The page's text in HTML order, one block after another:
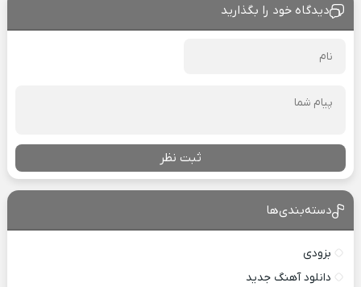
دیدگاه خود را بگذارید
ثبت نظر
دسته‌بندی‌ها
بزودی
دانلود آهنگ جدید